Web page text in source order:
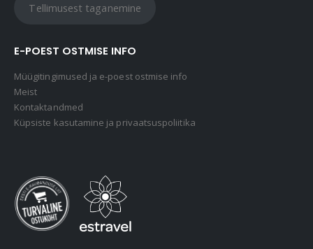
Tellimusest taganemine
E-POEST OSTMISE INFO
Müügitingimused ja e-poest ostmise info
Meist
Kontaktandmed
Küpsiste kasutamine ja privaatsuspoliitika